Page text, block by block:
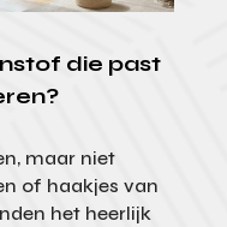
die past
maar niet
of haakjes van
het heerlijk